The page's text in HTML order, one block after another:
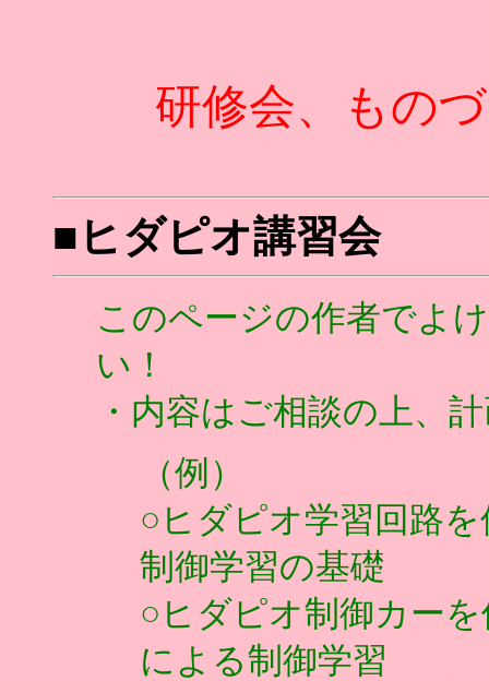
研修会、もの
■ ヒダピオ講習会
このページの作者でよ
い！
・内容はご相談の上、
（例）
○ヒダピオ学習回路
制御学習の基礎
○ヒダピオ制御カー
による制御学習